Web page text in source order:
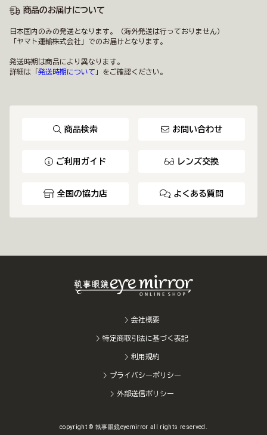
商品のお届けについて
日本国内のみの発送となります。（海外発送は行っておりません）
「ヤマト運輸株式会社」でのお届けとなります。
発送時期は商品により異なります。
詳細は「 発送時期について 」をご確認ください。
商品検索 お問い合わせ
ご利用ガイド レンズ交換
全国の協力店 よくある質問
会社概要
特定商取引法に基づく表記
利用規約
プライバシーポリシー
外部送信ポリシー
copyright © 執事眼鏡eyemirror all rights reserved.